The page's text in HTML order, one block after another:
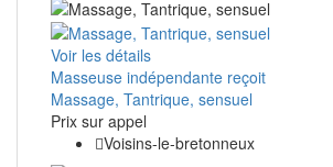
Voir les détails
Masseuse indépendante reçoit
Massage, Tantrique, sensuel
Prix ​​sur appel
Voisins-le-bretonneux